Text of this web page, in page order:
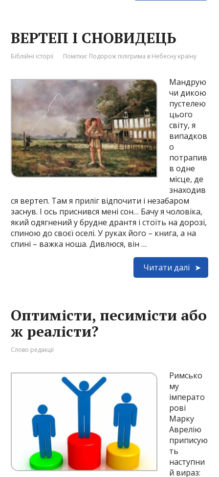
ВЕРТЕП І СНОВИДЕЦЬ
Біблійні історії Помітки: Подорож пілігрима в Небесну країну
Мандрую
чи дикою
пустелею
цього
світу, я
випадков
о
потрапив
в одне
місце, де
знаходив
ся вертеп. Там я приліг відпочити і незабаром
заснув. І ось приснився мені сон… Бачу я чоловіка,
який одягнений у брудне дрантя і стоїть на дорозі,
спиною до своєї оселі. У руках його – книга, а на
спині – важка ноша. Дивлюся, він …
Читати далі
Оптимісти, песимісти або
ж реалісти?
Слово редакції
Римсько
му
імперато
рові
Марку
Аврелію
приписую
ть
наступни
й вираз: